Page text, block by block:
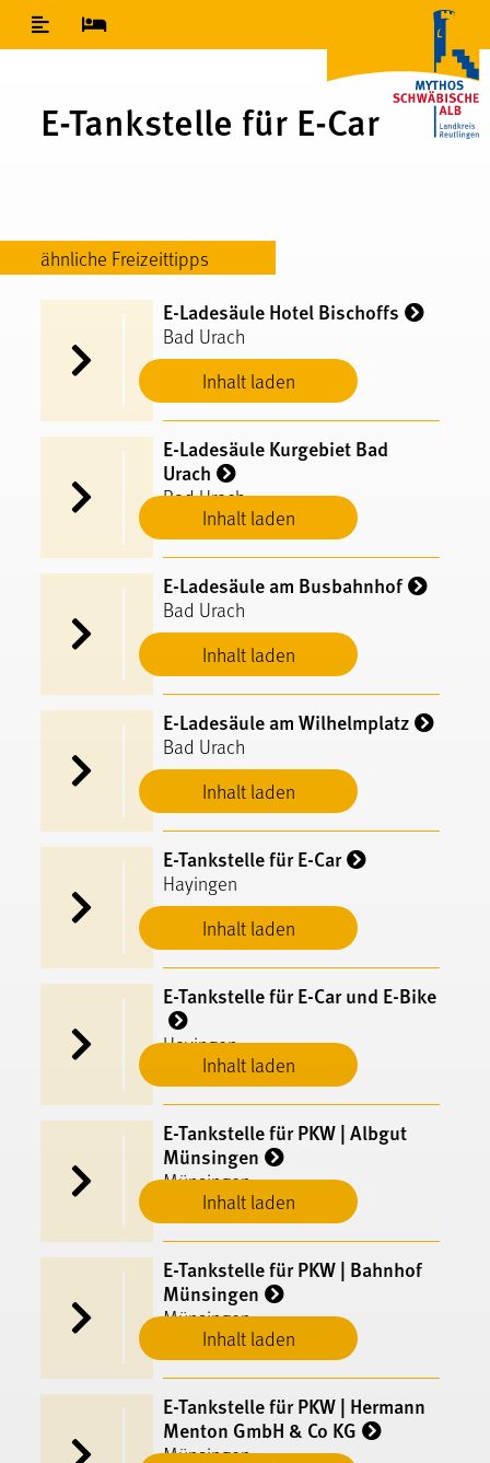
Inhaltsverzeichnis
E-Tankstelle für E-Car
ähnliche Freizeittipps
Inhalt laden
E-Ladesäule Hotel Bischoffs
Bad Urach
Inhalt laden
E-Ladesäule Kurgebiet Bad
Urach
Bad Urach
Inhalt laden
E-Ladesäule am Busbahnhof
Bad Urach
Inhalt laden
E-Ladesäule am Wilhelmplatz
Bad Urach
Inhalt laden
E-Tankstelle für E-Car
Hayingen
Inhalt laden
E-Tankstelle für E-Car und E-Bike
Hayingen
Inhalt laden
E-​Tankstelle für PKW | Albgut
Münsingen
Münsingen
Inhalt laden
E-​Tankstelle für PKW | Bahnhof
Münsingen
Münsingen
E-​Tankstelle für PKW | Hermann
Menton GmbH & Co KG
Münsingen